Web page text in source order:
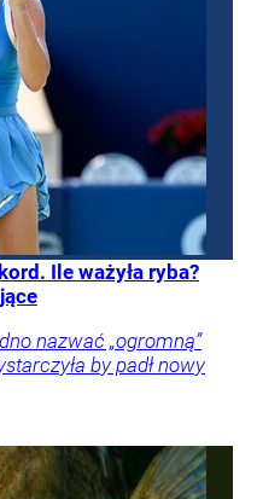
Ile ważyła ryba?
nazwać „ogromną”
by padł nowy